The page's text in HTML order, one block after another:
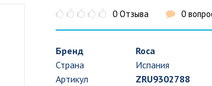
0 Отзыва 0
Бренд
Roca
Страна
Испания
Артикул
ZRU9302788